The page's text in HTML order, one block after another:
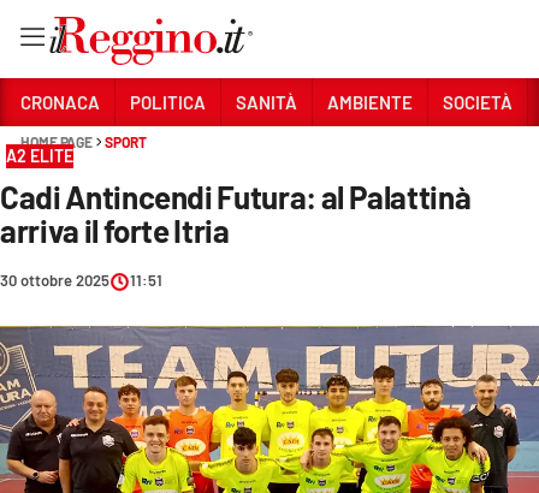
Sezioni
CRONACA
AMBIENTE
SOCIETÀ
CULTURA
CRONACA POLITICA SANITÀ AMBIENTE SOCIETÀ
HOME PAGE SPORT
A2 ELITE
Cadi Antincendi Futura: al Palattinà
arriva il forte Itria
30 ottobre 2025 11:51